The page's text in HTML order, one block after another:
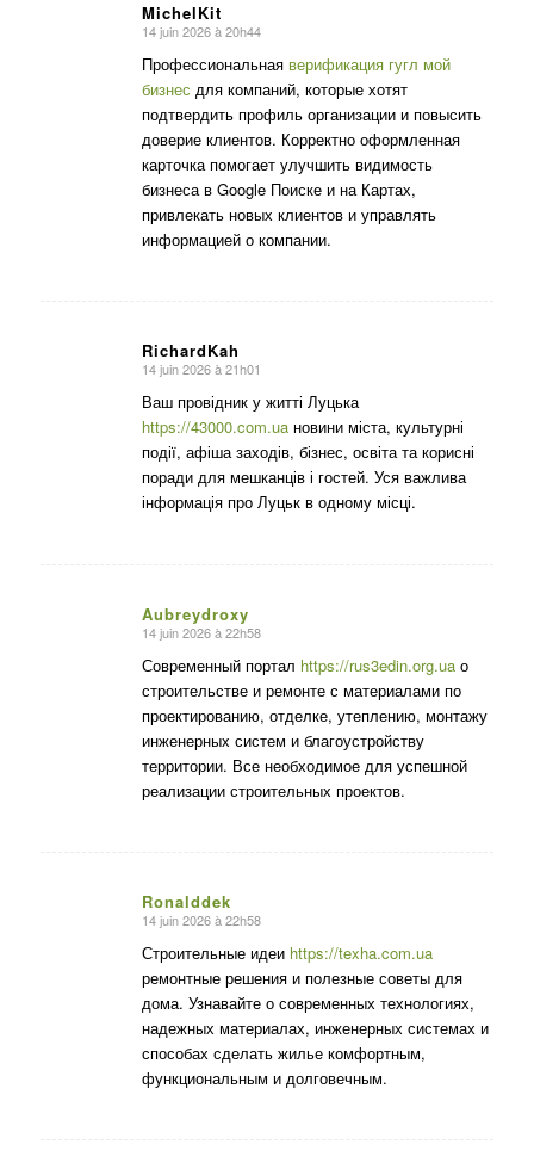
MichelKit
dit
14 juin 2026 à 20h44
Профессиональная верификация гугл мой
бизнес для компаний, которые хотят
подтвердить профиль организации и повысить
доверие клиентов. Корректно оформленная
карточка помогает улучшить видимость
бизнеса в Google Поиске и на Картах,
привлекать новых клиентов и управлять
информацией о компании.
RichardKah
dit
14 juin 2026 à 21h01
Ваш провідник у житті Луцька
https://43000.com.uaновини міста, культурні
події, афіша заходів, бізнес, освіта та корисні
поради для мешканців і гостей. Уся важлива
інформація про Луцьк в одному місці.
Aubreydroxy
dit
14 juin 2026 à 22h58
Современный портал https://rus3edin.org.uaо
строительстве и ремонте с материалами по
проектированию, отделке, утеплению, монтажу
инженерных систем и благоустройству
территории. Все необходимое для успешной
реализации строительных проектов.
Ronalddek
dit
14 juin 2026 à 22h58
Строительные идеи https://texha.com.ua
ремонтные решения и полезные советы для
дома. Узнавайте о современных технологиях,
надежных материалах, инженерных системах и
способах сделать жилье комфортным,
функциональным и долговечным.